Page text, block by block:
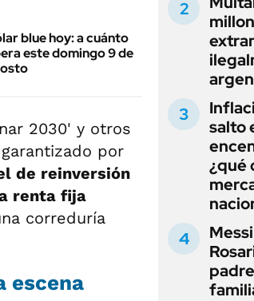
blue hoy: a cuánto
este domingo 9 de
2030' y otros
por
de reinversión
renta fija
correduría
escena
salto
¿qué